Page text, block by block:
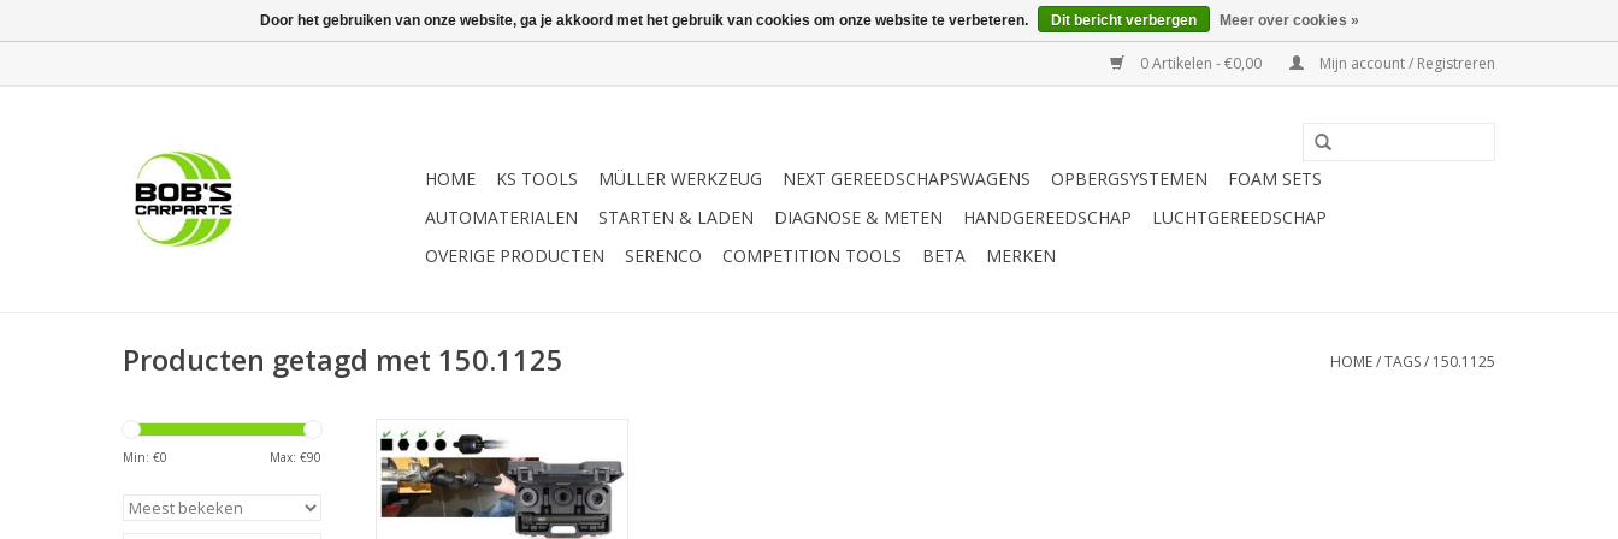
0 Artikelen - €0,00 Mijn account / Registreren
HOME KS TOOLS MÜLLER WERKZEUG NEXT GEREEDSCHAPSWAGENS OPBERGSYSTEMEN
FOAM SETS
AUTOMATERIALEN
STARTEN & LADEN DIAGNOSE & METEN HANDGEREEDSCHAP
LUCHTGEREEDSCHAP
OVERIGE PRODUCTEN
SERENCO COMPETITION TOOLS BETA MERKEN
Producten getagd met 150.1125 HOME/TAGS/ 150.1125
Min: €0 Max: €90
- voor de demontage van axiale
gewrichten aan spoorstangen | -
3 speciale opzetstukken van 30-
45 mm | - te gebruiken bij
vierkant-, zeskant-, achtkant-, en
Door het gebruiken van onze website, ga je akkoord met het gebruik van cookies om onze website te verbeteren. Dit bericht verbergen Meer over cookies »